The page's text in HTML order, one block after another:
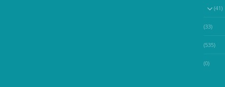
(41)
(33)
(535)
(0)